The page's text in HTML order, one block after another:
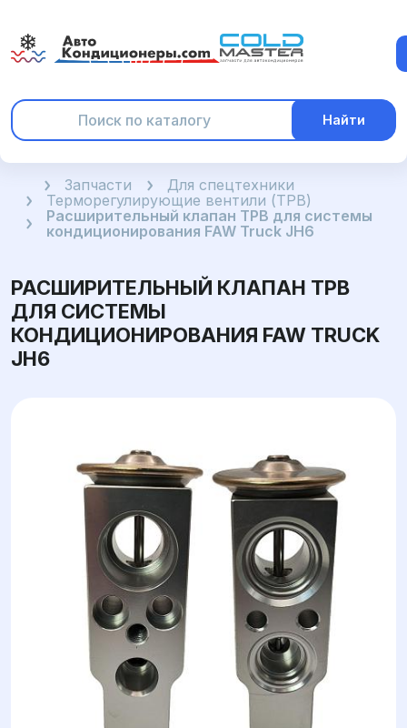
Найти
ГлавнаяЗапчасти
Для спецтехники
Терморегулирующие вентили (ТРВ)
Расширительный клапан ТРВ для системы
кондиционирования FAW Truck JH6
РАСШИРИТЕЛЬНЫЙ КЛАПАН ТРВ
ДЛЯ СИСТЕМЫ
КОНДИЦИОНИРОВАНИЯ FAW TRUCK
JH6